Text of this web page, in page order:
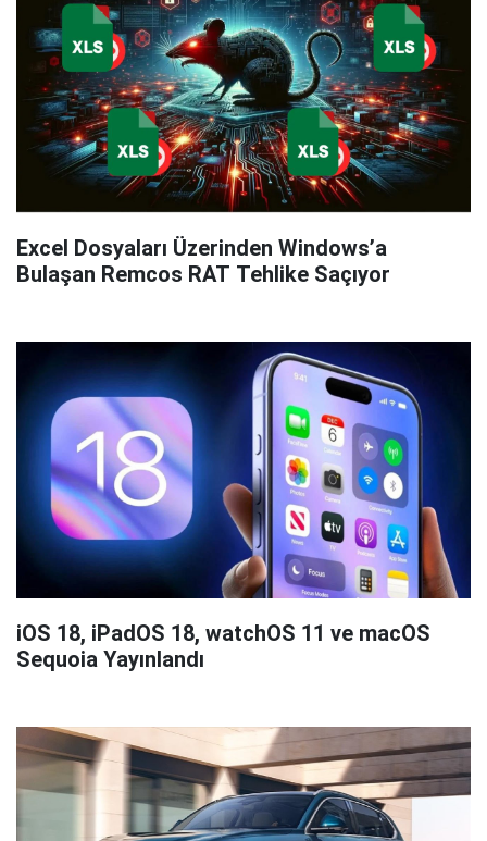
Excel Dosyaları Üzerinden Windows’a
Bulaşan Remcos RAT Tehlike Saçıyor
iOS 18, iPadOS 18, watchOS 11 ve macOS
Sequoia Yayınlandı